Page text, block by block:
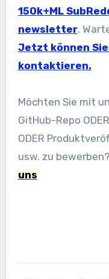
150k+ML
newsletter.
Jetzt können
kontaktieren.
Möchten Sie mit
GitHub-Repo
ODER
usw. zu bewerben?
uns